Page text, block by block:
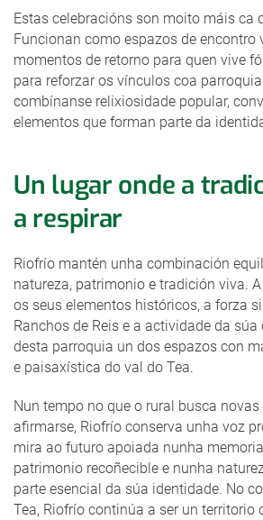
Estas celebracións son moito máis ca
Funcionan como espazos de encontro
momentos de retorno para quen vive
para reforzar os vínculos coa
combínanse relixiosidade popular,
elementos que forman parte da
Un lugar onde a
a respirar
Riofrío mantén unha combinación
natureza, patrimonio e tradición viva.
os seus elementos históricos, a forza
Ranchos de Reis e a actividade da
desta parroquia un dos espazos con
e paisaxística do val do Tea.
Nun tempo no que o rural busca
afirmarse, Riofrío conserva unha voz
mira ao futuro apoiada nunha
patrimonio recoñecible e nunha
parte esencial da súa identidade. No
Tea, Riofrío continúa a ser un territorio